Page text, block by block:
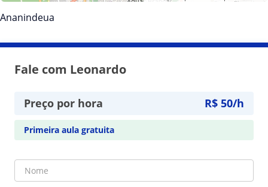
Ananindeua
Fale com Leonardo
Preço por hora R$ 50/h
Primeira aula gratuita